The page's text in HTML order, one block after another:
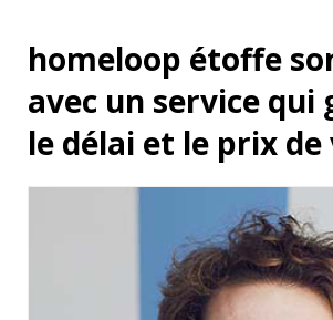
homeloop étoffe
avec un service
le délai et le prix